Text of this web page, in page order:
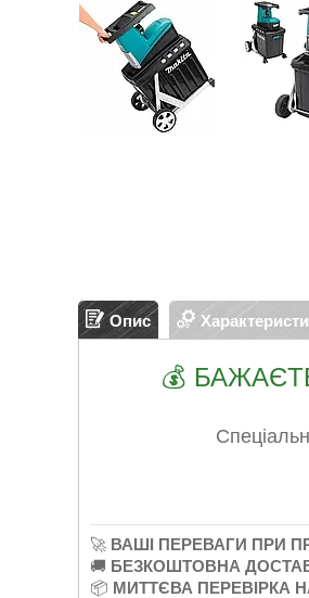
Опис
💰
🚀 ВАШІ ПЕРЕВАГИ ПРИ
🚚 БЕЗКОШТОВНА
📦 МИТТЄВА ПЕРЕВІРКА